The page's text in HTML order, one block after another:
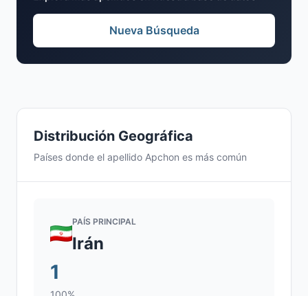
Distribución Geográfica
Países donde el apellido Apchon es más común
PAÍS PRINCIPAL
Irán
1
Nueva Búsqueda